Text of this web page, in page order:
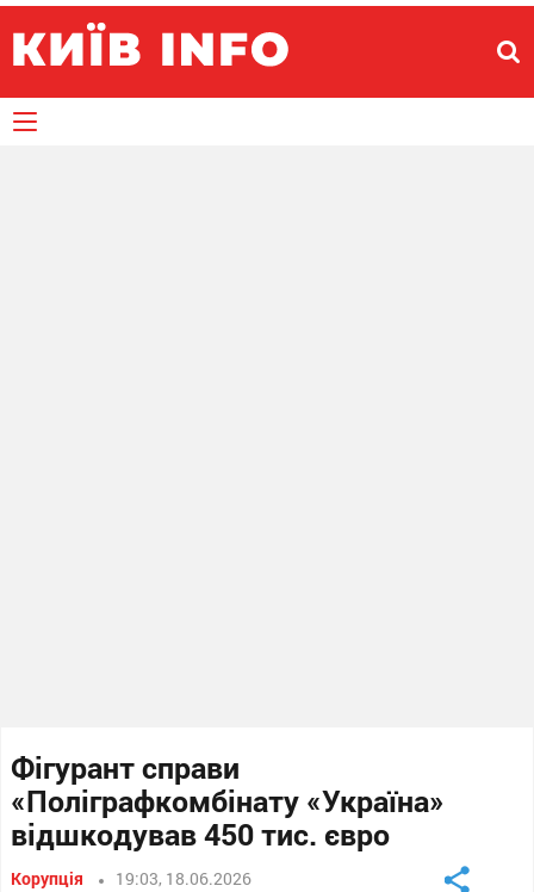
Фігурант справи
«Поліграфкомбінату «Україна»
відшкодував 450 тис. євро
Корупція 19:03, 18.06.2026